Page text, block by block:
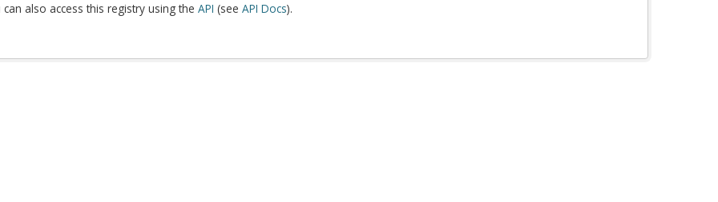
can also access this registry using the API (see API Docs).